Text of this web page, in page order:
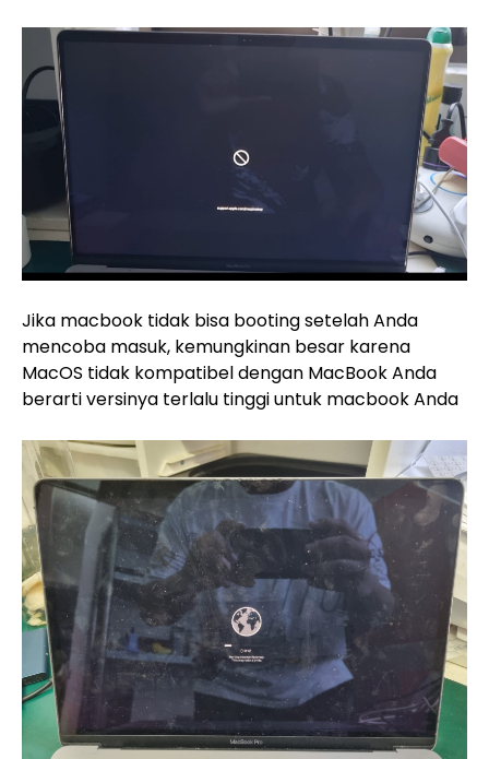
Jika macbook tidak bisa booting setelah Anda
mencoba masuk, kemungkinan besar karena
MacOS tidak kompatibel dengan MacBook Anda
berarti versinya terlalu tinggi untuk macbook Anda